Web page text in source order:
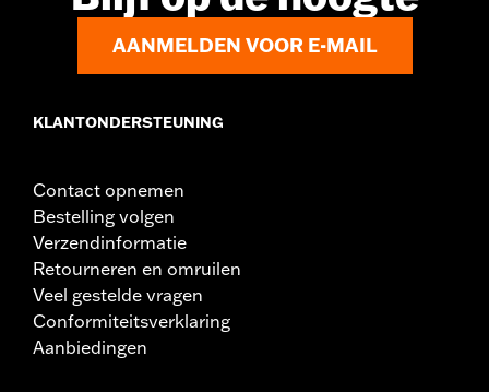
installatie-instructies
AANMELDEN VOOR E-MAIL
KLANTONDERSTEUNING
Contact opnemen
Bestelling volgen
Verzendinformatie
Retourneren en omruilen
Veel gestelde vragen
Conformiteitsverklaring
Aanbiedingen